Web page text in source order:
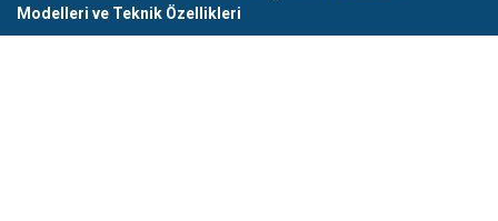
Modelleri ve Teknik Özellikleri